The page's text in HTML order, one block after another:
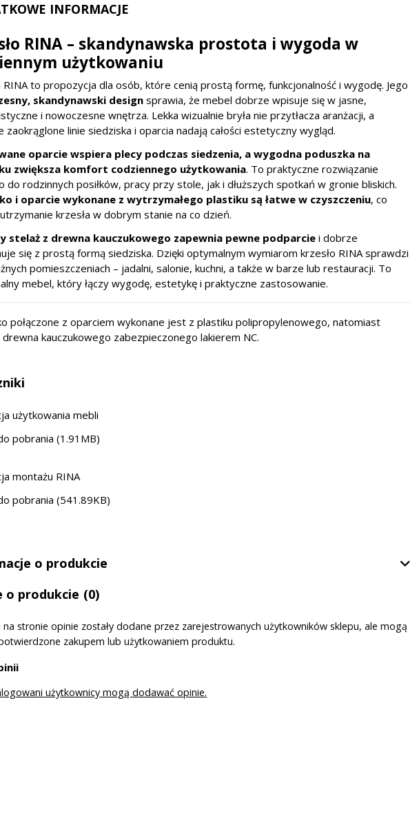
INFORMACJE
RINA – skandynawska prostota i wygoda w
użytkowaniu
RINA to propozycja dla osób, które cenią prostą formę, funkcjonalność i wygodę. Jego
skandynawski design sprawia, że mebel dobrze wpisuje się w jasne,
i nowoczesne wnętrza. Lekka wizualnie bryła nie przytłacza aranżacji, a
zaokrąglone linie siedziska i oparcia nadają całości estetyczny wygląd.
oparcie wspiera plecy podczas siedzenia, a wygodna poduszka na
zwiększa komfort codziennego użytkowania. To praktyczne rozwiązanie
do rodzinnych posiłków, pracy przy stole, jak i dłuższych spotkań w gronie bliskich.
i oparcie wykonane z wytrzymałego plastiku są łatwe w czyszczeniu, co
krzesła w dobrym stanie na co dzień.
stelaż z drewna kauczukowego zapewnia pewne podparcie i dobrze
się z prostą formą siedziska. Dzięki optymalnym wymiarom krzesło RINA sprawdzi
pomieszczeniach – jadalni, salonie, kuchni, a także w barze lub restauracji. To
mebel, który łączy wygodę, estetykę i praktyczne zastosowanie.
połączone z oparciem wykonane jest z plastiku polipropylenowego, natomiast
kauczukowego zabezpieczonego lakierem NC.
użytkowania mebli
pobrania (1.91MB)
montażu RINA
pobrania (541.89KB)
o produkcie
o produkcie (0)
na stronie opinie zostały dodane przez zarejestrowanych użytkowników sklepu, ale mogą
zakupem lub użytkowaniem produktu.
użytkownicy mogą dodawać opinie.